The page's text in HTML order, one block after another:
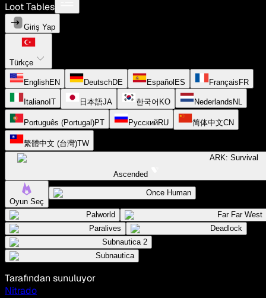
Loot Tables
Giriş Yap
Türkçe
EnglishEN DeutschDE Español ES Français FR
Italiano IT 日本語JA 한국어 KO Nederlands NL
Português (Portugal)PT РусскийRU 简体中文CN
繁體中文 (台灣)TW
ARK: Survival
Ascended
Oyun Seç
Once Human
Palworld
Far Far West
Paralives
Deadlock
Subnautica 2
Subnautica
Tarafından sunuluyor
Nitrado